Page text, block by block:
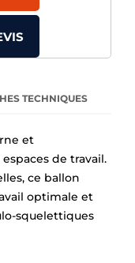
TECHNIQUES
et
de travail.
ce ballon
optimale et
squelettiques